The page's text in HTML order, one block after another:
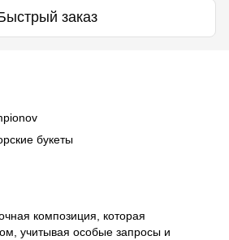
заказ
букеты
композиция, которая
учитывая особые запросы и